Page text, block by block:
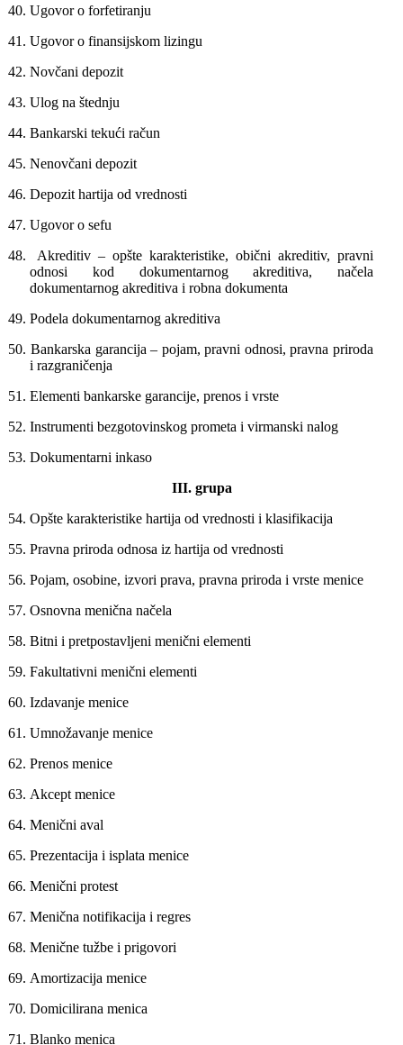
40. Ugovor o forfetiranju
41. Ugovor o finansijskom lizingu
42. Novčani depozit
43. Ulog na štednju
44. Bankarski tekući račun
45. Nenovčani depozit
46. Depozit hartija od vrednosti
47. Ugovor o sefu
48.
Akreditiv – opšte karakteristike, obični akreditiv, pravni
odnosi kod dokumentarnog akreditiva, načela
dokumentarnog akreditiva i robna dokumenta
49. Podela dokumentarnog akreditiva
50. Bankarska garancija – pojam, pravni odnosi, pravna priroda
i razgraničenja
51. Elementi bankarske garancije, prenos i vrste
52. Instrumenti bezgotovinskog prometa i virmanski nalog
53. Dokumentarni inkaso
III. grupa
54. Opšte karakteristike hartija od vrednosti i klasifikacija
55. Pravna priroda odnosa iz hartija od vrednosti
56. Pojam, osobine, izvori prava, pravna priroda i vrste menice
57. Osnovna menična načela
58. Bitni i pretpostavlјeni menični elementi
59. Fakultativni menični elementi
60. Izdavanje menice
61. Umnožavanje menice
62. Prenos menice
63. Akcept menice
64. Menični aval
65. Prezentacija i isplata menice
66. Menični protest
67. Menična notifikacija i regres
68. Menične tužbe i prigovori
69. Amortizacija menice
70. Domicilirana menica
71. Blanko menica